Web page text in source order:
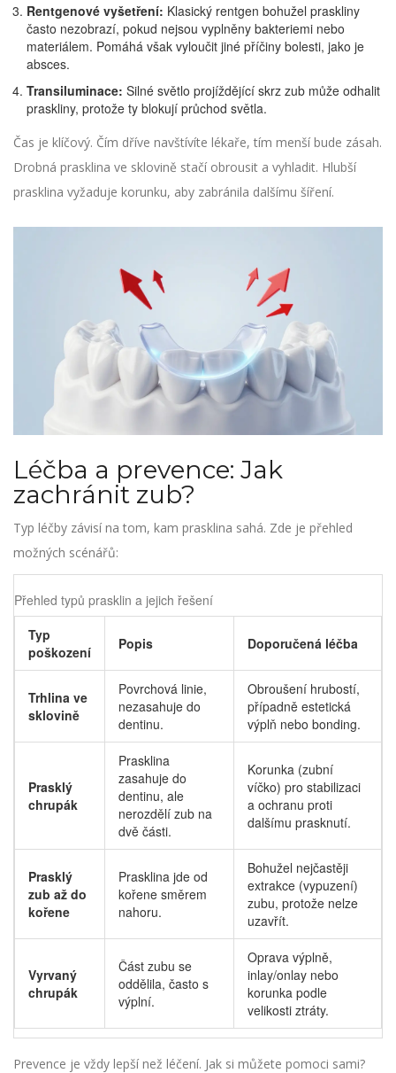
Rentgenové vyšetření: Klasický rentgen bohužel praskliny
často nezobrazí, pokud nejsou vyplněny bakteriemi nebo
materiálem. Pomáhá však vyloučit jiné příčiny bolesti, jako je
absces.
Transiluminace: Silné světlo projíždějící skrz zub může odhalit
praskliny, protože ty blokují průchod světla.
Čas je klíčový. Čím dříve navštívíte lékaře, tím menší bude zásah.
Drobná prasklina ve sklovině stačí obrousit a vyhladit. Hlubší
prasklina vyžaduje korunku, aby zabránila dalšímu šíření.
Léčba a prevence: Jak
zachránit zub?
Typ léčby závisí na tom, kam prasklina sahá. Zde je přehled
možných scénářů:
Přehled typů prasklin a jejich řešení
Typ
poškození
Popis Doporučená léčba
Trhlina ve
sklovině
Povrchová linie,
nezasahuje do
dentinu.
Obroušení hrubostí,
případně estetická
výplň nebo bonding.
Prasklý
chrupák
Prasklina
zasahuje do
dentinu, ale
nerozdělí zub na
dvě části.
Korunka (zubní
víčko) pro stabilizaci
a ochranu proti
dalšímu prasknutí.
Prasklý
zub až do
kořene
Prasklina jde od
kořene směrem
nahoru.
Bohužel nejčastěji
extrakce (vypuzení)
zubu, protože nelze
uzavřít.
Vyrvaný
chrupák
Část zubu se
oddělila, často s
výplní.
Oprava výplně,
inlay/onlay nebo
korunka podle
velikosti ztráty.
Prevence je vždy lepší než léčení. Jak si můžete pomoci sami?